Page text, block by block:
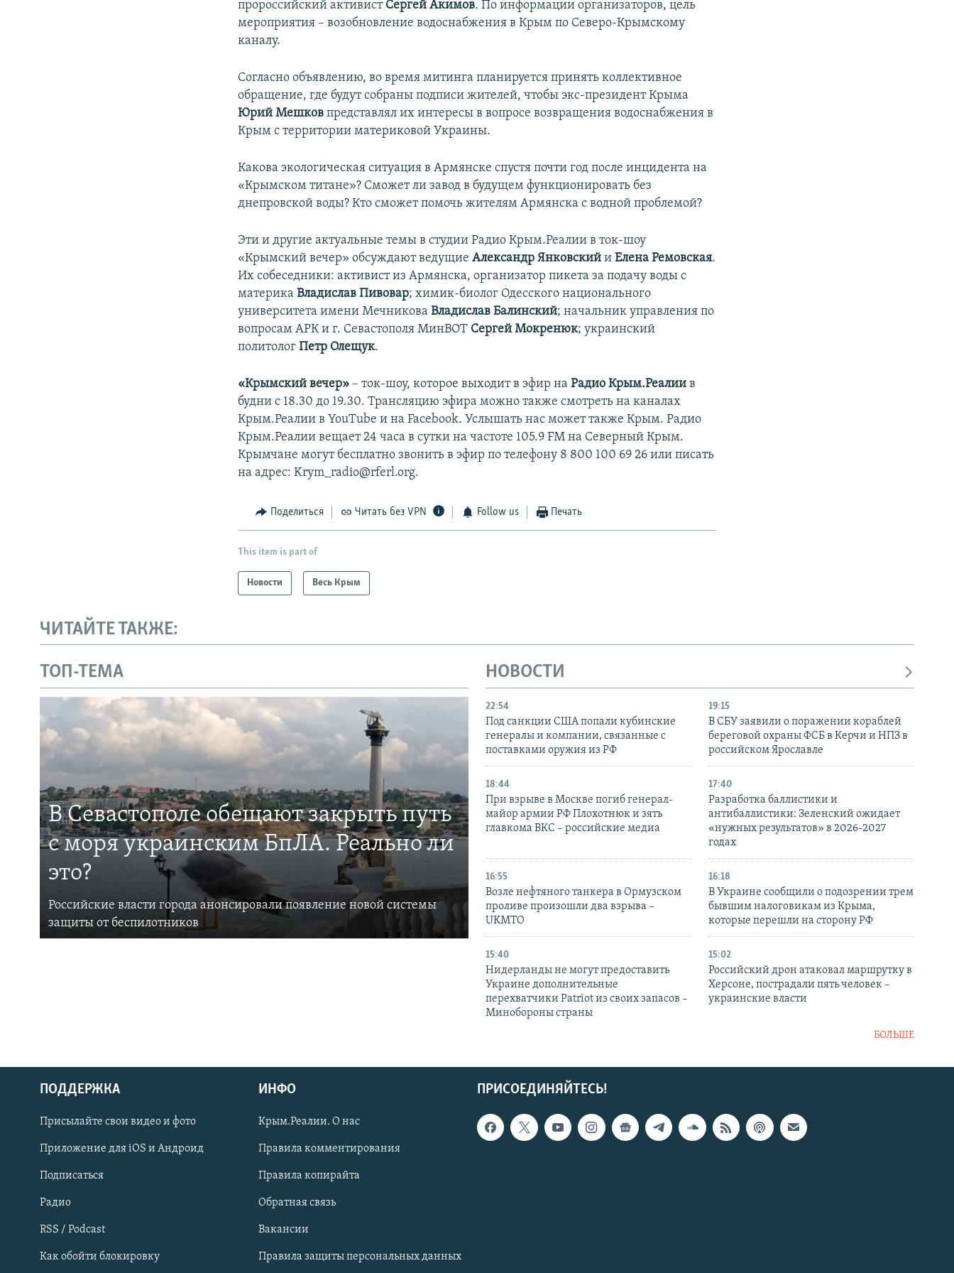
Українською
Qırımtatar
ПРИСОЕДИНЯЙТЕСЬ!
пророссийский активист Сергей Акимов. По информации организаторов, цель
мероприятия – возобновление водоснабжения в Крым по Северо-Крымскому
каналу.
Согласно объявлению, во время митинга планируется принять коллективное
обращение, где будут собраны подписи жителей, чтобы экс-президент Крыма
Юрий Мешковпредставлял их интересы в вопросе возвращения водоснабжения в
Крым с территории материковой Украины.
Какова экологическая ситуация в Армянске спустя почти год после инцидента на
«Крымском титане»? Сможет ли завод в будущем функционировать без
днепровской воды? Кто сможет помочь жителям Армянска с водной проблемой?
Эти и другие актуальные темы в студии Радио Крым.Реалии в ток-шоу
«Крымский вечер» обсуждают ведущиеАлександр Янковскийи Елена Ремовская.
Их собеседники: активист из Армянска, организатор пикета за подачу воды с
материкаВладислав Пивовар; химик-биолог Одесского национального
университета имени МечниковаВладислав Балинский; начальник управления по
вопросам АРК и г. Севастополя МинВОТ Сергей Мокренюк; украинский
политологПетр Олещук.
«Крымский вечер» – ток-шоу, которое выходит в эфир наРадио Крым.Реалии в
будни с 18.30 до 19.30. Трансляцию эфира можно также смотреть на каналах
Крым.Реалии в YouTube и на Facebook. Услышать нас может также Крым. Радио
Крым.Реалии вещает 24 часа в сутки на частоте 105.9 FM на Северный Крым.
Крымчане могут бесплатно звонить в эфир по телефону 8 800 100 69 26 или писать
на адрес: Krym_radio@rferl.org.
Поделиться Читать без VPN Follow us Печать
This item is part of
Новости Весь Крым
ЧИТАЙТЕ ТАКЖЕ:
ТОП-ТЕМА
В Севастополе обещают закрыть путь
с моря украинским БпЛА. Реально ли
это?
Российские власти города анонсировали появление новой системы
защиты от беспилотников
НОВОСТИ
22:54
Под санкции США попали кубинские
генералы и компании, связанные с
поставками оружия из РФ
19:15
В СБУ заявили о поражении кораблей
береговой охраны ФСБ в Керчи и НПЗ в
российском Ярославле
18:44
При взрыве в Москве погиб генерал-
майор армии РФ Плохотнюк и зять
главкома ВКС – российские медиа
17:40
Разработка баллистики и
антибаллистики: Зеленский ожидает
«нужных результатов» в 2026-2027
годах
16:55
Возле нефтяного танкера в Ормузском
проливе произошли два взрыва –
UKMTO
16:18
В Украине сообщили о подозрении трем
бывшим налоговикам из Крыма,
которые перешли на сторону РФ
15:40
Нидерланды не могут предоставить
Украине дополнительные
перехватчики Patriot из своих запасов –
Минобороны страны
15:02
Российский дрон атаковал маршрутку в
Херсоне, пострадали пять человек –
украинские власти
БОЛЬШЕ
ПРИСОЕДИНЯЙТЕСЬ!
ПОДДЕРЖКА
Присылайте свои видео и фото
Приложение для iOS и Андроид
Подписаться
Радио
RSS / Podcast
Как обойти блокировку
ИНФО
Крым.Реалии. О нас
Правила комментирования
Правила копирайта
Обратная связь
Вакансии
Правила защиты персональных данных